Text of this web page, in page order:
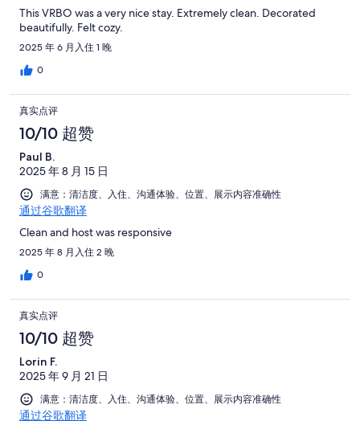
This VRBO was a very nice stay. Extremely clean. Decorated
beautifully. Felt cozy.
2025 年 6 月入住 1 晚
0
真实点评
10/10 超赞
Paul B.
2025 年 8 月 15 日
满意：清洁度、入住、沟通体验、位置、展示内容准确性
通过谷歌翻译
Clean and host was responsive
2025 年 8 月入住 2 晚
0
真实点评
10/10 超赞
Lorin F.
2025 年 9 月 21 日
满意：清洁度、入住、沟通体验、位置、展示内容准确性
通过谷歌翻译